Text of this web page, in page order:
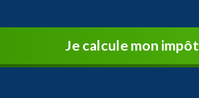
Je calcule mon impôt